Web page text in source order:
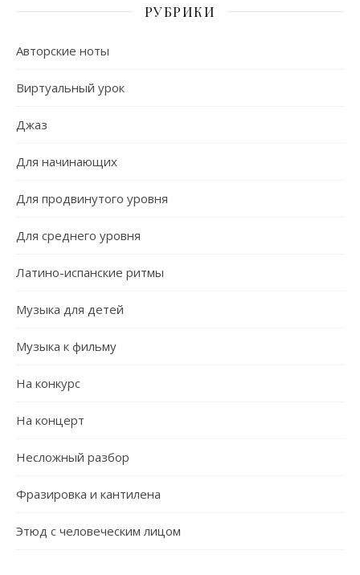
РУБРИКИ
Авторские ноты
Виртуальный урок
Джаз
Для начинающих
Для продвинутого уровня
Для среднего уровня
Латино-испанские ритмы
Музыка для детей
Музыка к фильму
На конкурс
На концерт
Несложный разбор
Фразировка и кантилена
Этюд с человеческим лицом